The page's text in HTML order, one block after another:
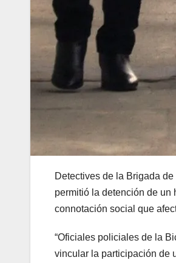
Detectives de la Brigada
permitió la detención de un
connotación social que
“Oficiales policiales de la
vincular la participación de